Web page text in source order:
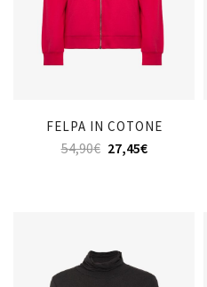
FELPA IN COTONE
54,90€ 27,45€